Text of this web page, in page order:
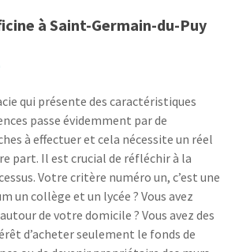
à Saint-Germain-du-Puy
qui présente des caractéristiques
passe évidemment par de
à effectuer et cela nécessite un réel
part. Il est crucial de réfléchir à la
Votre critère numéro un, c’est une
un collège et un lycée ? Vous avez
de votre domicile ? Vous avez des
d’acheter seulement le fonds de